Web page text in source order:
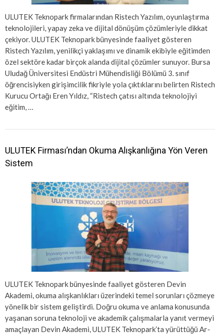
ULUTEK Teknopark firmalarından Ristech Yazılım, oyunlaştırma
teknolojileri, yapay zeka ve dijital dönüşüm çözümleriyle dikkat
çekiyor. ULUTEK Teknopark bünyesinde faaliyet gösteren
Ristech Yazılım, yenilikçi yaklaşımı ve dinamik ekibiyle eğitimden
özel sektöre kadar birçok alanda dijital çözümler sunuyor. Bursa
Uludağ Üniversitesi Endüstri Mühendisliği Bölümü 3. sınıf
öğrencisiyken girişimcilik fikriyle yola çıktıklarını belirten Ristech
Kurucu Ortağı Eren Yıldız, “Ristech çatısı altında teknolojiyi
eğitim, …
ULUTEK Firması’ndan Okuma Alışkanlığına Yön Veren
Sistem
ULUTEK Teknopark bünyesinde faaliyet gösteren Devin
Akademi, okuma alışkanlıkları üzerindeki temel sorunları çözmeye
yönelik bir sistem geliştirdi. Doğru okuma ve anlama konusunda
yaşanan soruna teknoloji ve akademik çalışmalarla yanıt vermeyi
amaçlayan Devin Akademi, ULUTEK Teknopark’ta yürüttüğü Ar-